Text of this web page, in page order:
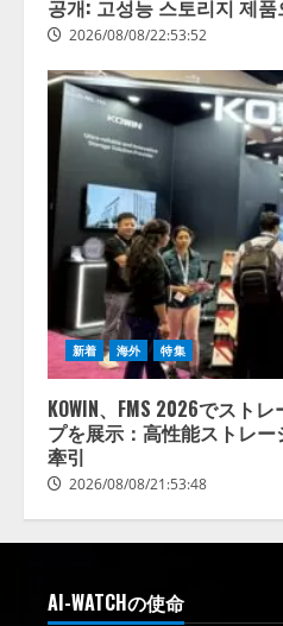
공개: 고성능 스토리지 제
2026/08/08/22:53:52
新着 海外 特集
KOWIN、FMS 2026でスト
プを展示：高性能ストレ
牽引
2026/08/08/21:53:48
AI-WATCHの使命